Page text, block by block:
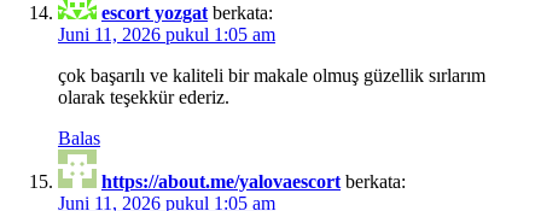
escort yozgat berkata:
Juni 11, 2026 pukul 1:05 am
çok başarılı ve kaliteli bir makale olmuş güzellik sırlarım
olarak teşekkür ederiz.
Balas
https://about.me/yalovaescort berkata:
Juni 11, 2026 pukul 1:05 am